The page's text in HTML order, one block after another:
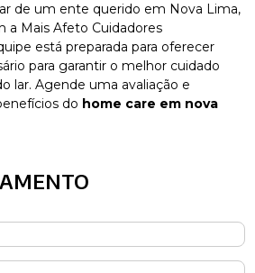
de um ente querido em Nova Lima,
Mais Afeto Cuidadores
está preparada para oferecer
para garantir o melhor cuidado
lar. Agende uma avaliação e
do home care em nova